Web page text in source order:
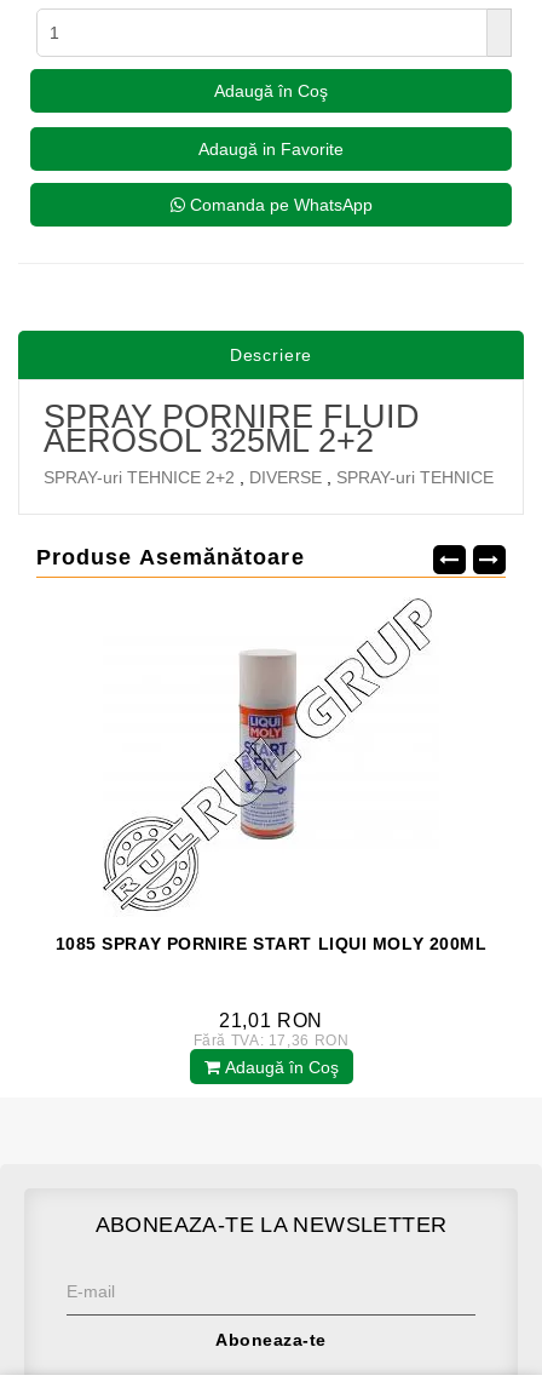
Adaugă în Coş
Adaugă in Favorite
Comanda pe WhatsApp
Descriere
SPRAY PORNIRE FLUID
AEROSOL 325ML 2+2
SPRAY-uri TEHNICE 2+2 DIVERSE SPRAY-uri TEHNICE
Produse Asemănătoare
1085 SPRAY PORNIRE START LIQUI MOLY 200ML
21,01 RON
Fără TVA: 17,36 RON
Adaugă în Coş
ABONEAZA-TE LA NEWSLETTER
Aboneaza-te